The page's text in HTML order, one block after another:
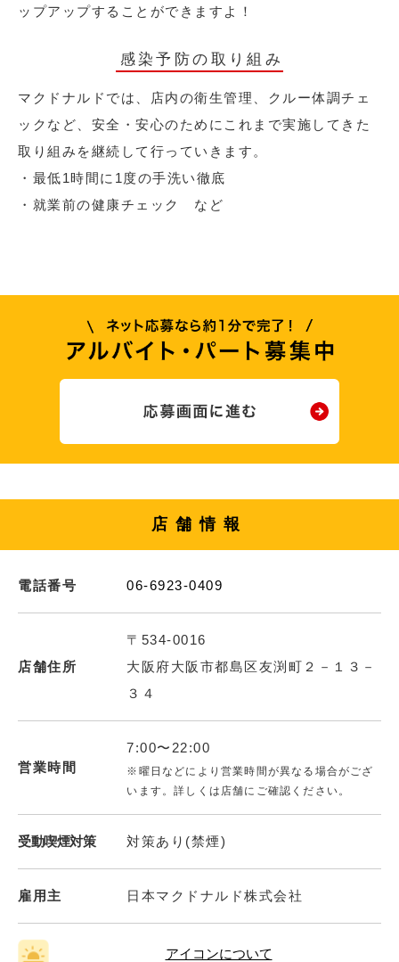
ップアップすることができますよ！
感染予防の取り組み
マクドナルドでは、店内の衛生管理、クルー体調チェ
ックなど、安全・安心のためにこれまで実施してきた
取り組みを継続して行っていきます。
・最低1時間に1度の手洗い徹底
・就業前の健康チェック など
店舗情報
電話番号 06-6923-0409
店舗住所
〒534-0016
大阪府大阪市都島区友渕町２－１３－
３４
営業時間
7:00〜22:00
※曜日などにより営業時間が異なる場合がござ
います。詳しくは店舗にご確認ください。
受動喫煙対策 対策あり(禁煙)
雇用主 日本マクドナルド株式会社
アイコンについて